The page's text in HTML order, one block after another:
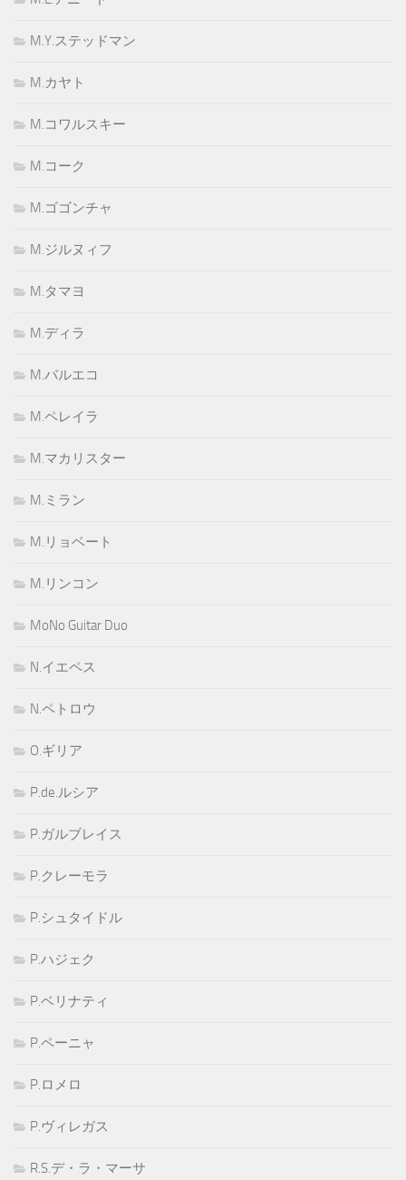
M.Y.ステッドマン
M.カヤト
M.コワルスキー
M.コーク
M.ゴゴンチャ
M.ジルヌィフ
M.タマヨ
M.ディラ
M.バルエコ
M.ペレイラ
M.マカリスター
M.ミラン
M.リョベート
M.リンコン
MoNo Guitar Duo
N.イエペス
N.ペトロウ
O.ギリア
P.de.ルシア
P.ガルブレイス
P.クレーモラ
P.シュタイドル
P.ハジェク
P.ベリナティ
P.ペーニャ
P.ロメロ
P.ヴィレガス
R.S.デ・ラ・マーサ